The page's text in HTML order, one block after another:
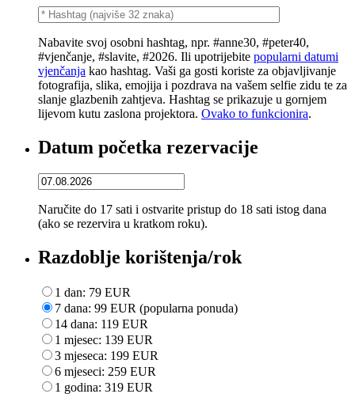
Nabavite svoj osobni hashtag, npr. #anne30, #peter40,
#vjenčanje, #slavite, #2026. Ili upotrijebite popularni datumi
vjenčanja kao hashtag. Vaši ga gosti koriste za objavljivanje
fotografija, slika, emojija i pozdrava na vašem selfie zidu te za
slanje glazbenih zahtjeva. Hashtag se prikazuje u gornjem
lijevom kutu zaslona projektora. Ovako to funkcionira.
Datum početka rezervacije
Naručite do 17 sati i ostvarite pristup do 18 sati istog dana
(ako se rezervira u kratkom roku).
Razdoblje korištenja/rok
1 dan: 79 EUR
7 dana: 99 EUR (popularna ponuda)
14 dana: 119 EUR
1 mjesec: 139 EUR
3 mjeseca: 199 EUR
6 mjeseci: 259 EUR
1 godina: 319 EUR